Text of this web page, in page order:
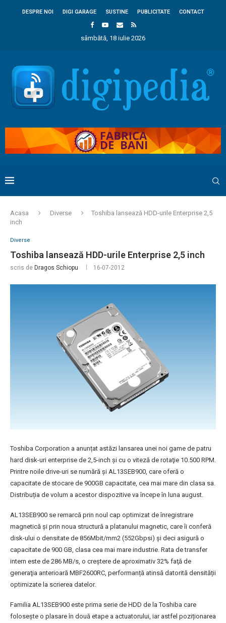
DESPRE NOI DIGI GARAGE SUSTINE PUBLICITATE CONTACT
sâmbătă, 18 iulie 2026
Acasa Diverse
Toshiba lansează HDD-urile Enterprise 2,5
inch
Diverse
Toshiba lansează HDD-urile Enterprise 2,5 inch
scris de Dragos Schiopu 16-07-2012
Toshiba Corporation a anunțat astăzi lansarea unei noi game de patru
hard disk-uri enterprise de 2,5-inch și cu o viteză de rotaţie 10.500 RPM.
Printre noile drive-uri se numără și AL13SEB900, care oferă o
capacitate de stocare de 900GB capacitate, cea mai mare din clasa sa.
Distribuția de volum a acestor dispozitive va începe în luna august.
AL13SEB900 se remarcă prin noul cap optimizat de înregistrare
magnetică şi prin noua structură a platanului magnetic, care îi conferă
disk-ului o densitate de 856Mbit/mm2 (552Gbpsi) și deci asigură o
capacitate de 900 GB, clasa cea mai mare industrie. Rata de transfer
intern este de 286 MB/s, o creștere de aproximativ 32% faţă de
generaţia anterioară MBF2600RC, performanță atinsă datorită densității
optimizate la scrierea datelor.
Familia AL13SEB900 este prima serie de HDD de la Toshiba care
folosește o plasare în două etape a actuatorului, iar astfel poziționarea